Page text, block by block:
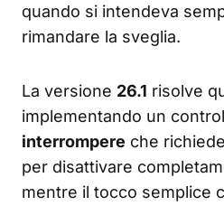
quando si intendeva
rimandare la sveglia.
La versione 26.1 risolve
implementando un
interrompere che
per disattivare
mentre il tocco semplice